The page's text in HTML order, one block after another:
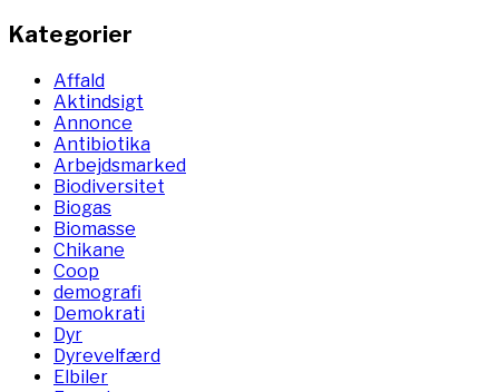
Kategorier
Affald
Aktindsigt
Annonce
Antibiotika
Arbejdsmarked
Biodiversitet
Biogas
Biomasse
Chikane
Coop
demografi
Demokrati
Dyr
Dyrevelfærd
Elbiler